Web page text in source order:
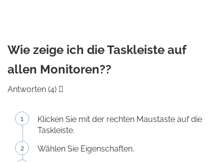
Wie zeige ich die Taskleiste auf
allen Monitoren??
Antworten (4) 
Klicken Sie mit der rechten Maustaste auf die
Taskleiste.
Wählen Sie Eigenschaften.